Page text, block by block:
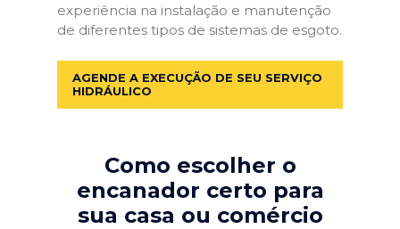
experiência na instalação e manutenção
de diferentes tipos de sistemas de esgoto.
AGENDE A EXECUÇÃO DE SEU SERVIÇO
HIDRÁULICO
Como escolher o
encanador certo para
sua casa ou comércio